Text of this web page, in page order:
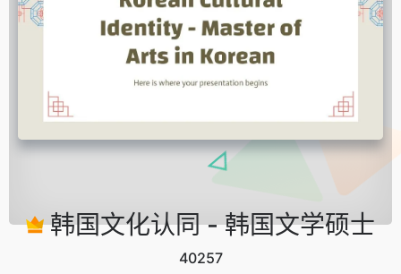
韩国文化认同 - 韩国文学硕士
40257